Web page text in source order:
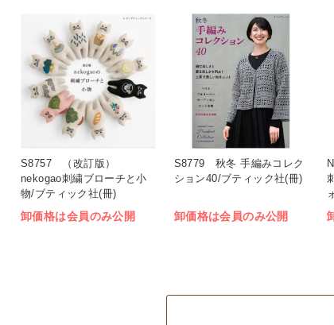
S8757 （改訂版）
nekogao刺繍ブローチと小
物/ブティック社(冊)
卸価格は会員のみ公開
S8779 秋冬 手編みコレク
ション40/ブティック社(冊)
卸価格は会員のみ公開